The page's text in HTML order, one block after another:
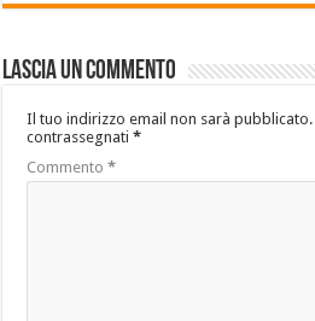
Lascia un commento
Il tuo indirizzo email non sarà pubblicato.
contrassegnati*
Commento*